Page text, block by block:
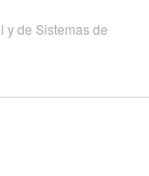
y de Sistemas de